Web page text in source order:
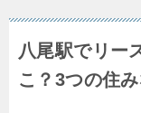
八尾駅でリー
こ？3つの住